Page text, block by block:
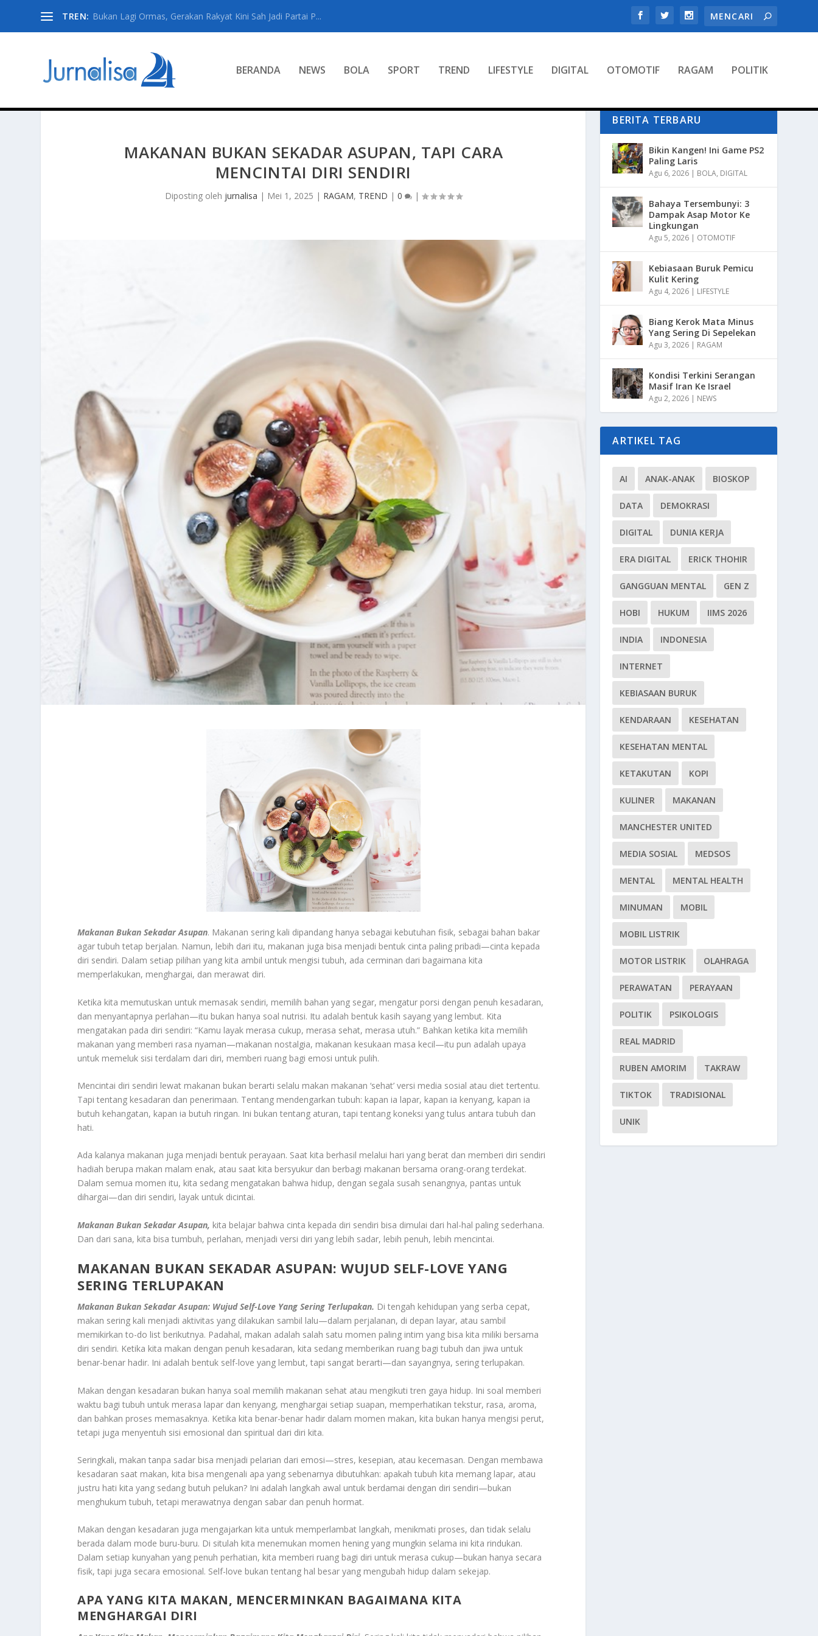
TREN: Bukan Lagi Ormas, Gerakan Rakyat Kini Sah Jadi Partai P...
BERANDA NEWS BOLA SPORT TREND LIFESTYLE DIGITAL OTOMOTIF RAGAM POLITIK
MAKANAN BUKAN SEKADAR ASUPAN, TAPI CARA
MENCINTAI DIRI SENDIRI
Diposting oleh jurnalisa | Mei 1, 2025 | RAGAM, TREND | 0 |
Makanan Bukan Sekadar Asupan. Makanan sering kali dipandang hanya sebagai kebutuhan fisik, sebagai bahan bakar
agar tubuh tetap berjalan. Namun, lebih dari itu, makanan juga bisa menjadi bentuk cinta paling pribadi—cinta kepada
diri sendiri. Dalam setiap pilihan yang kita ambil untuk mengisi tubuh, ada cerminan dari bagaimana kita
memperlakukan, menghargai, dan merawat diri.
Ketika kita memutuskan untuk memasak sendiri, memilih bahan yang segar, mengatur porsi dengan penuh kesadaran,
dan menyantapnya perlahan—itu bukan hanya soal nutrisi. Itu adalah bentuk kasih sayang yang lembut. Kita
mengatakan pada diri sendiri: “Kamu layak merasa cukup, merasa sehat, merasa utuh.” Bahkan ketika kita memilih
makanan yang memberi rasa nyaman—makanan nostalgia, makanan kesukaan masa kecil—itu pun adalah upaya
untuk memeluk sisi terdalam dari diri, memberi ruang bagi emosi untuk pulih.
Mencintai diri sendiri lewat makanan bukan berarti selalu makan makanan ‘sehat’ versi media sosial atau diet tertentu.
Tapi tentang kesadaran dan penerimaan. Tentang mendengarkan tubuh: kapan ia lapar, kapan ia kenyang, kapan ia
butuh kehangatan, kapan ia butuh ringan. Ini bukan tentang aturan, tapi tentang koneksi yang tulus antara tubuh dan
hati.
Ada kalanya makanan juga menjadi bentuk perayaan. Saat kita berhasil melalui hari yang berat dan memberi diri sendiri
hadiah berupa makan malam enak, atau saat kita bersyukur dan berbagi makanan bersama orang-orang terdekat.
Dalam semua momen itu, kita sedang mengatakan bahwa hidup, dengan segala susah senangnya, pantas untuk
dihargai—dan diri sendiri, layak untuk dicintai.
Makanan Bukan Sekadar Asupan, kita belajar bahwa cinta kepada diri sendiri bisa dimulai dari hal-hal paling sederhana.
Dan dari sana, kita bisa tumbuh, perlahan, menjadi versi diri yang lebih sadar, lebih penuh, lebih mencintai.
MAKANAN BUKAN SEKADAR ASUPAN: WUJUD SELF-LOVE YANG
SERING TERLUPAKAN
Makanan Bukan Sekadar Asupan: Wujud Self-Love Yang Sering Terlupakan. Di tengah kehidupan yang serba cepat,
makan sering kali menjadi aktivitas yang dilakukan sambil lalu—dalam perjalanan, di depan layar, atau sambil
memikirkan to-do list berikutnya. Padahal, makan adalah salah satu momen paling intim yang bisa kita miliki bersama
diri sendiri. Ketika kita makan dengan penuh kesadaran, kita sedang memberikan ruang bagi tubuh dan jiwa untuk
benar-benar hadir. Ini adalah bentuk self-love yang lembut, tapi sangat berarti—dan sayangnya, sering terlupakan.
Makan dengan kesadaran bukan hanya soal memilih makanan sehat atau mengikuti tren gaya hidup. Ini soal memberi
waktu bagi tubuh untuk merasa lapar dan kenyang, menghargai setiap suapan, memperhatikan tekstur, rasa, aroma,
dan bahkan proses memasaknya. Ketika kita benar-benar hadir dalam momen makan, kita bukan hanya mengisi perut,
tetapi juga menyentuh sisi emosional dan spiritual dari diri kita.
Seringkali, makan tanpa sadar bisa menjadi pelarian dari emosi—stres, kesepian, atau kecemasan. Dengan membawa
kesadaran saat makan, kita bisa mengenali apa yang sebenarnya dibutuhkan: apakah tubuh kita memang lapar, atau
justru hati kita yang sedang butuh pelukan? Ini adalah langkah awal untuk berdamai dengan diri sendiri—bukan
menghukum tubuh, tetapi merawatnya dengan sabar dan penuh hormat.
Makan dengan kesadaran juga mengajarkan kita untuk memperlambat langkah, menikmati proses, dan tidak selalu
berada dalam mode buru-buru. Di situlah kita menemukan momen hening yang mungkin selama ini kita rindukan.
Dalam setiap kunyahan yang penuh perhatian, kita memberi ruang bagi diri untuk merasa cukup—bukan hanya secara
fisik, tapi juga secara emosional. Self-love bukan tentang hal besar yang mengubah hidup dalam sekejap.
APA YANG KITA MAKAN, MENCERMINKAN BAGAIMANA KITA
MENGHARGAI DIRI
BERITA TERBARU
Bikin Kangen! Ini Game PS2
Paling Laris
Agu 6, 2026 | BOLA, DIGITAL
Bahaya Tersembunyi: 3
Dampak Asap Motor Ke
Lingkungan
Agu 5, 2026 | OTOMOTIF
Kebiasaan Buruk Pemicu
Kulit Kering
Agu 4, 2026 | LIFESTYLE
Biang Kerok Mata Minus
Yang Sering Di Sepelekan
Agu 3, 2026 | RAGAM
Kondisi Terkini Serangan
Masif Iran Ke Israel
Agu 2, 2026 | NEWS
ARTIKEL TAG
AI ANAK-ANAK BIOSKOP
DATA DEMOKRASI
DIGITAL DUNIA KERJA
ERA DIGITAL ERICK THOHIR
GANGGUAN MENTAL GEN Z
HOBI HUKUM IIMS 2026
INDIA INDONESIA
INTERNET
KEBIASAAN BURUK
KENDARAAN KESEHATAN
KESEHATAN MENTAL
KETAKUTAN KOPI
KULINER MAKANAN
MANCHESTER UNITED
MEDIA SOSIAL MEDSOS
MENTAL MENTAL HEALTH
MINUMAN MOBIL
MOBIL LISTRIK
MOTOR LISTRIK OLAHRAGA
PERAWATAN PERAYAAN
POLITIK PSIKOLOGIS
REAL MADRID
RUBEN AMORIM TAKRAW
TIKTOK TRADISIONAL
UNIK